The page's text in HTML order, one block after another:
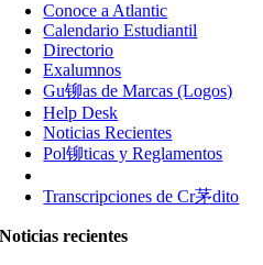
Conoce a Atlantic
Calendario Estudiantil
Directorio
Exalumnos
Gu铆as de Marcas (Logos)
Help Desk
Noticias Recientes
Pol铆ticas y Reglamentos
Transcripciones de Cr茅dito
Noticias recientes